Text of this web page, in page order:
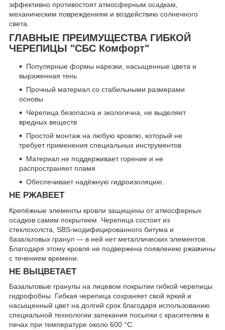
эффективно противостоят атмосферным осадкам,
механическим повреждениям и воздействию солнечного
света.
ГЛАВНЫЕ ПРЕИМУЩЕСТВА ГИБКОЙ
ЧЕРЕПИЦЫ "СБС Комфорт"
Популярные формы нарезки, насыщенные цвета и
выраженная тень
Прочный материал со стабильными размерами
основы
Черепица безопасна и экологична, не выделяет
вредных веществ
Простой монтаж на любую кровлю, который не
требует применения специальных инструментов
Материал не поддерживает горение и не
распространяет пламя
Обеспечивает надёжную гидроизоляцию.
НЕ РЖАВЕЕТ
Крепёжные элементы кровли защищены от атмосферных
осадков самим покрытием. Черепица состоит из
стеклохолста, SBS-модифицированного битума и
базальтовых гранул — в ней нет металлических элементов.
Благодаря этому кровля не подвержена появлению ржавчины
с течением времени.
НЕ ВЫЦВЕТАЕТ
Базальтовые гранулы на лицевом покрытии гибкой черепицы
гидрофобны. Гибкая черепица сохраняет свой яркий и
насыщенный цвет на долгий срок благодаря использованию
специальной технологии запекания посыпки с красителем в
печах при температуре около 600 °C.